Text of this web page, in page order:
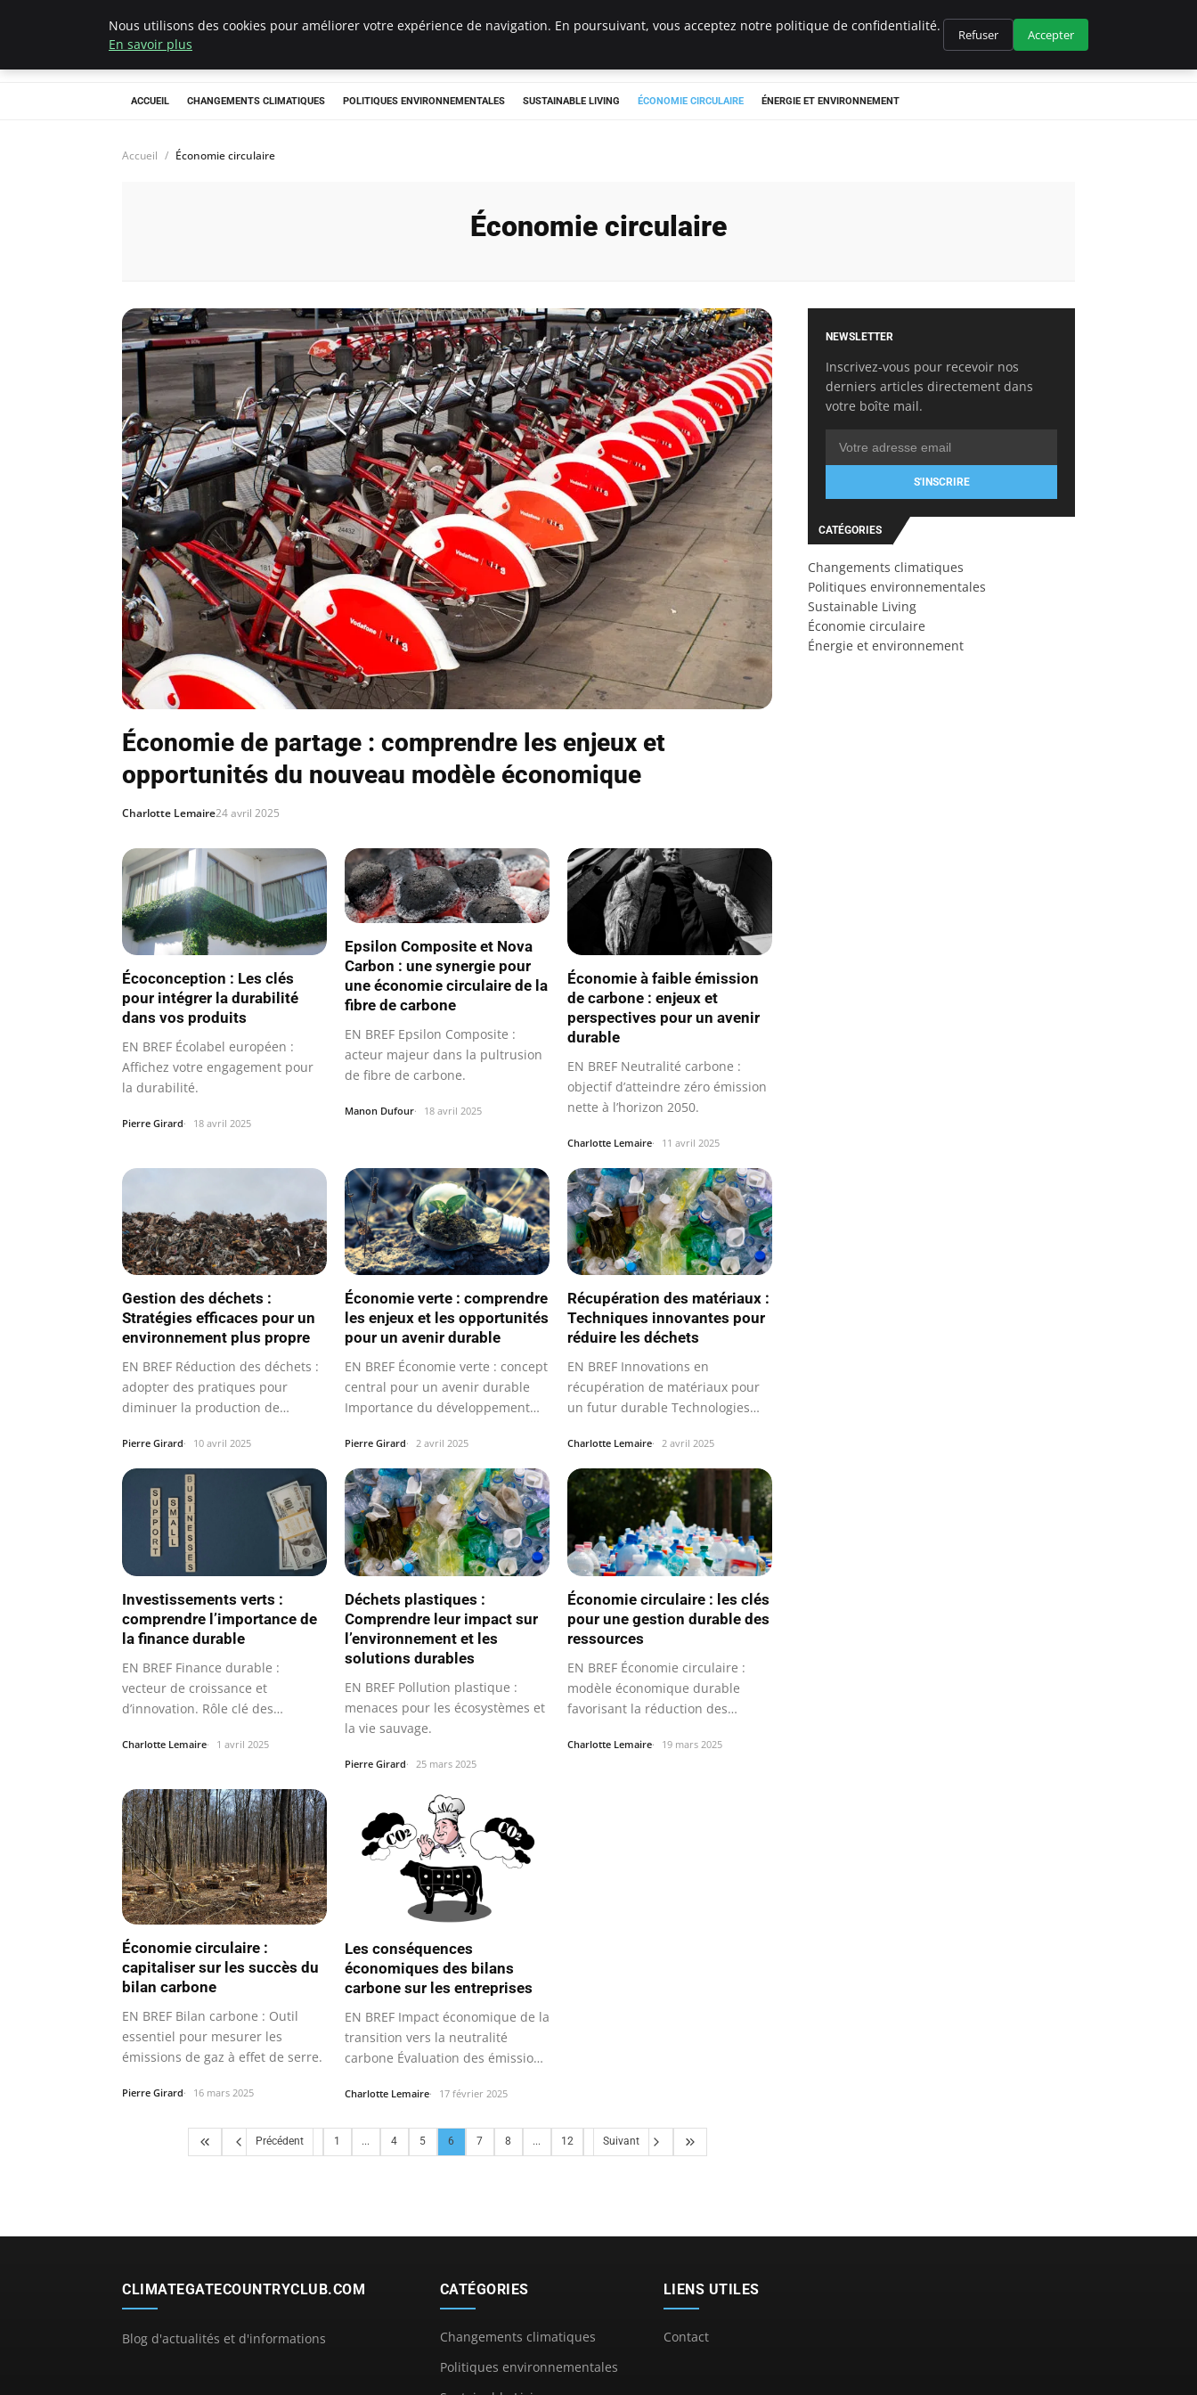
Climategatecountryclub.com
ACCUEIL CHANGEMENTS CLIMATIQUES POLITIQUES ENVIRONNEMENTALES SUSTAINABLE LIVING ÉCONOMIE CIRCULAIRE ÉNERGIE ET ENVIRONNEMENT
Accueil Économie circulaire
Économie circulaire
Économie de partage : comprendre les enjeux et
opportunités du nouveau modèle économique
Charlotte Lemaire24 avril 2025
Écoconception : Les clés
pour intégrer la durabilité
dans vos produits
EN BREF Écolabel européen :
Affichez votre engagement pour
la durabilité.
Pierre Girard 18 avril 2025
Epsilon Composite et Nova
Carbon : une synergie pour
une économie circulaire de la
fibre de carbone
EN BREF Epsilon Composite :
acteur majeur dans la pultrusion
de fibre de carbone.
Manon Dufour 18 avril 2025
Économie à faible émission
de carbone : enjeux et
perspectives pour un avenir
durable
EN BREF Neutralité carbone :
objectif d’atteindre zéro émission
nette à l’horizon 2050.
Charlotte Lemaire 11 avril 2025
Gestion des déchets :
Stratégies efficaces pour un
environnement plus propre
EN BREF Réduction des déchets :
adopter des pratiques pour
diminuer la production de
Pierre Girard 10 avril 2025
Économie verte : comprendre
les enjeux et les opportunités
pour un avenir durable
EN BREF Économie verte : concept
central pour un avenir durable
Importance du développement
Pierre Girard 2 avril 2025
Récupération des matériaux :
Techniques innovantes pour
réduire les déchets
EN BREF Innovations en
récupération de matériaux pour
un futur durable Technologies
Charlotte Lemaire 2 avril 2025
Investissements verts :
comprendre l’importance de
la finance durable
EN BREF Finance durable :
vecteur de croissance et
d’innovation. Rôle clé des
Charlotte Lemaire 1 avril 2025
Déchets plastiques :
Comprendre leur impact sur
l’environnement et les
solutions durables
EN BREF Pollution plastique :
menaces pour les écosystèmes et
la vie sauvage.
Pierre Girard 25 mars 2025
Économie circulaire : les clés
pour une gestion durable des
ressources
EN BREF Économie circulaire :
modèle économique durable
favorisant la réduction des
Charlotte Lemaire 19 mars 2025
Économie circulaire :
capitaliser sur les succès du
bilan carbone
EN BREF Bilan carbone : Outil
essentiel pour mesurer les
émissions de gaz à effet de serre.
Pierre Girard 16 mars 2025
Les conséquences
économiques des bilans
carbone sur les entreprises
EN BREF Impact économique de la
transition vers la neutralité
carbone Évaluation des émissions
Charlotte Lemaire 17 février 2025
Précédent 1 ... 4 5 6 7 8 ... 12 Suivant
NEWSLETTER
Inscrivez-vous pour recevoir nos
derniers articles directement dans
votre boîte mail.
S'INSCRIRE
CATÉGORIES
Changements climatiques
Politiques environnementales
Sustainable Living
Économie circulaire
Énergie et environnement
CLIMATEGATECOUNTRYCLUB.COM
Blog d'actualités et d'informations
CATÉGORIES
Changements climatiques
Politiques environnementales
LIENS UTILES
Contact
Nous utilisons des cookies pour améliorer votre expérience de navigation. En poursuivant, vous acceptez notre politique de confidentialité.
En savoir plus
Refuser Accepter